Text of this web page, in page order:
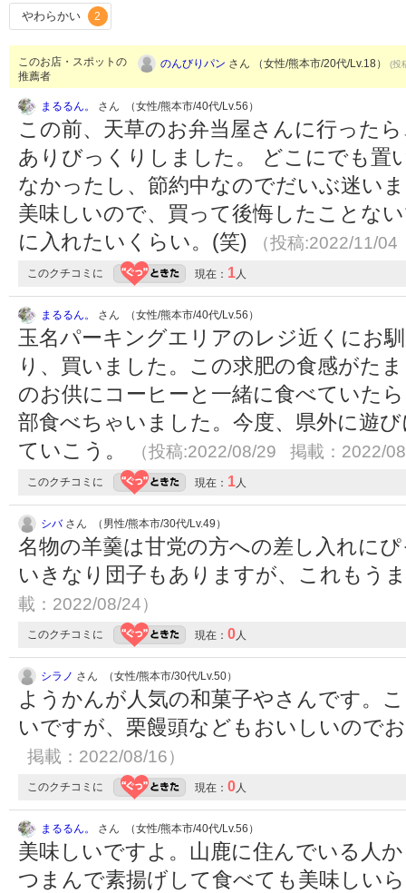
やわらかい 2
このお店・スポットの
推薦者
のんびりパン さん （女性/熊本市/20代/Lv.18） (投
まるるん。 さん （女性/熊本市/40代/Lv.56）
この前、天草のお弁当屋さんに行った
ありびっくりしました。 どこにでも置
なかったし、節約中なのでだいぶ迷い
美味しいので、買って後悔したことな
に入れたいくらい。(笑)
（投稿:2022/11/
このクチコミに 現在： 1人
まるるん。 さん （女性/熊本市/40代/Lv.56）
玉名パーキングエリアのレジ近くにお
り、買いました。この求肥の食感がた
のお供にコーヒーと一緒に食べていた
部食べちゃいました。今度、県外に遊
ていこう。
（投稿:2022/08/29 掲載：2022/
このクチコミに 現在： 1人
シバさん （男性/熊本市/30代/Lv.49）
名物の羊羹は甘党の方への差し入れに
いきなり団子もありますが、これもう
載：2022/08/24）
このクチコミに 現在： 0人
シラノ さん （女性/熊本市/30代/Lv.50）
ようかんが人気の和菓子やさんです。
いですが、栗饅頭などもおいしいので
掲載：2022/08/16）
このクチコミに 現在： 0人
まるるん。 さん （女性/熊本市/40代/Lv.56）
美味しいですよ。山鹿に住んでいる人
つまんで素揚げして食べても美味しい